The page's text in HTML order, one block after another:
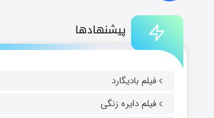
پیشنهادها
فیلم بادیگارد
فیلم دایره زنگی